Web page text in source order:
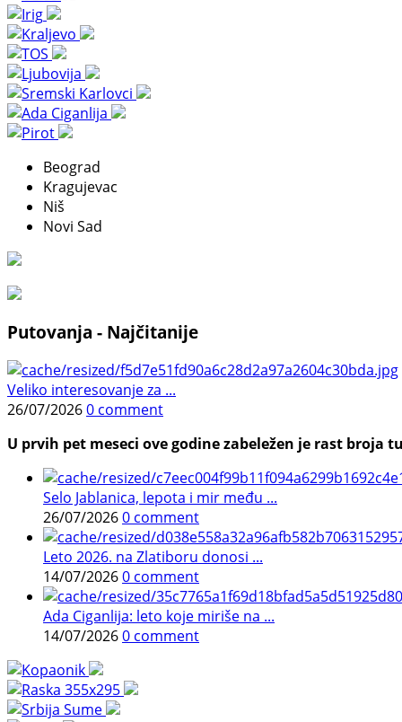
Beograd
Kragujevac
Niš
Novi Sad
Putovanja - Najčitanije
Veliko interesovanje za ...
26/07/20260 comment
U prvih pet meseci ove godine zabeležen je rast
Selo Jablanica, lepota i mir među ...
26/07/20260 comment
Leto 2026. na Zlatiboru donosi ...
14/07/20260 comment
Ada Ciganlija: leto koje miriše na ...
14/07/20260 comment